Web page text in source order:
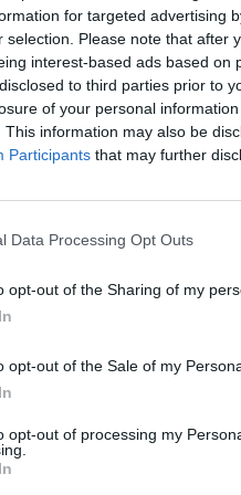
for targeted advertising
selection. Please note that after
interest-based ads based
to third parties prior to
of your personal
This information may also be
Participants that may further
Data Processing Opt Outs
opt-out of the Sharing of my
opt-out of the Sale of my
opt-out of processing my
S.R.L.
MARTA
SPECIAL PARTS S.R.L.